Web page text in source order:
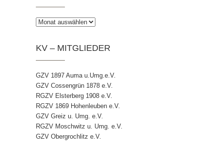
Archiv
KV – MITGLIEDER
GZV 1897 Auma u.Umg.e.V.
GZV Cossengrün 1878 e.V.
RGZV Elsterberg 1908 e.V.
RGZV 1869 Hohenleuben e.V.
GZV Greiz u. Umg. e.V.
RGZV Moschwitz u. Umg. e.V.
GZV Obergrochlitz e.V.